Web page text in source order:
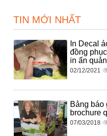
TIN MỚI NHẤT
In Decal
đồng
in ấn
02/12/2021
Bảng báo
brochure
07/03/2018